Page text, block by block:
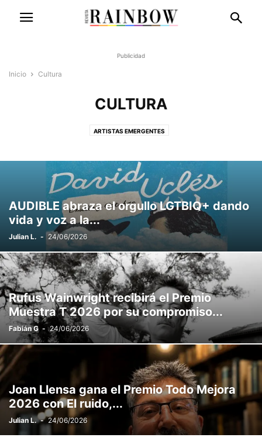
Publicidad
Inicio Cultura
CULTURA
ARTISTAS EMERGENTES
AUDIBLE abraza el orgullo LGTBIQ+ dando
vida y voz a la...
Julian L. - 24/06/2026
Rufus Wainwright recibirá el Premio
Muestra T 2026 por su compromiso...
Fabián G - 24/06/2026
Joan Llensa gana el Premio Todo Mejora
2026 con El ruido,...
Julian L. - 24/06/2026